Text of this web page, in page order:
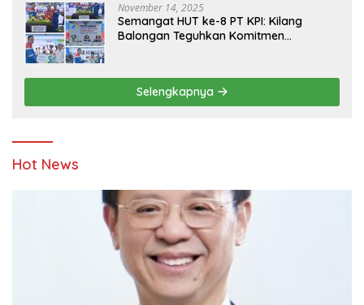
November 14, 2025
Semangat HUT ke-8 PT KPI: Kilang
Balongan Teguhkan Komitmen
Pendidikan
Selengkapnya
Hot News